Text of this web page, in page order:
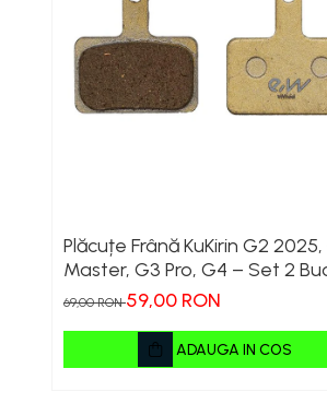
Plăcuțe Frână KuKirin G2
Master, G3 Pro, G4 – Set 2
(Față sau Spate) Premium
69,00 RON59,00 RON
ADAUGA IN COS